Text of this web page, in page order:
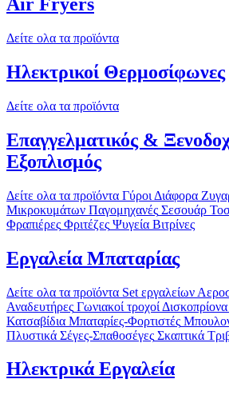
Air Fryers
Δείτε ολα τα προϊόντα
Ηλεκτρικοί Θερμοσίφωνες
Δείτε ολα τα προϊόντα
Επαγγελματικός &
Εξοπλισμός
Δείτε ολα τα προϊόντα Γύροι Διάφορα
Μικροκυμάτων Παγομηχανές Σεσουάρ
Φραπιέρες Φριτέζες Ψυγεία Βιτρίνες
Εργαλεία Μπαταρίας
Δείτε ολα τα προϊόντα Set εργαλείων
Αναδευτήρες Γωνιακοί τροχοί Δισκοπρίονα
Κατσαβίδια Μπαταρίες-Φορτιστές
Πλυστικά Σέγες-Σπαθοσέγες Σκαπτικά
Ηλεκτρικά Εργαλεία